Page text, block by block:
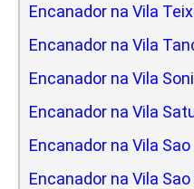
Encanador na Vila
Encanador na Vila
Encanador na Vila
Encanador na Vila
Encanador na Vila
Encanador na Vila